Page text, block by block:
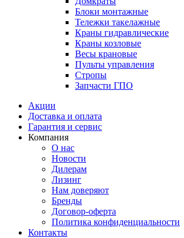
Блоки монтажные
Тележки такелажные
Краны гидравлические
Краны козловые
Весы крановые
Пульты управления
Стропы
Запчасти ГПО
Акции
Доставка и оплата
Гарантия и сервис
Компания
О нас
Новости
Дилерам
Лизинг
Нам доверяют
Бренды
Договор-оферта
Политика конфиденциальности
Контакты